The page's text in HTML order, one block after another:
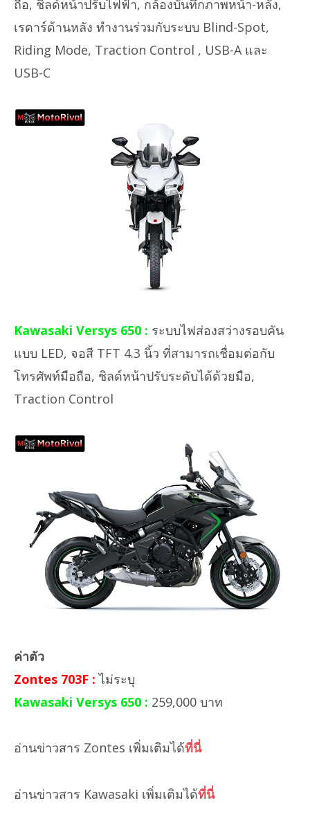
ถือ, ชิลด์หน้าปรับไฟฟ้า, กล้องบันทึกภาพหน้า-หลัง,
เรดาร์ด้านหลัง ทำงานร่วมกับระบบ Blind-Spot,
Riding Mode, Traction Control , USB-A และ
USB-C
Kawasaki Versys 650 : ระบบไฟส่องสว่างรอบคัน
แบบ LED, จอสี TFT 4.3 นิ้ว ที่สามารถเชื่อมต่อกับ
โทรศัพท์มือถือ, ชิลด์หน้าปรับระดับได้ด้วยมือ,
Traction Control
ค่าตัว
Zontes 703F : ไม่ระบุ
Kawasaki Versys 650 : 259,000 บาท
อ่านข่าวสาร Zontes เพิ่มเติมได้ที่นี่
อ่านข่าวสาร Kawasaki เพิ่มเติมได้ที่นี่